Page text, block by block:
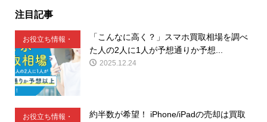
注目記事
お役立ち情報・
豆知識
「こんなに高く？」スマホ買取相場を調べ
た人の2人に1人が予想通りか予想...
2025.12.24
お役立ち情報・
約半数が希望！ iPhone/iPadの売却は買取